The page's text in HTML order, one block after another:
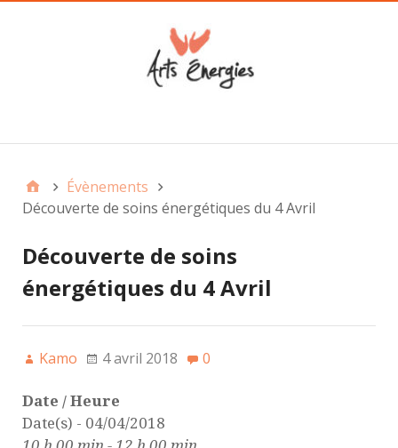
Évènements
Découverte de soins énergétiques du 4 Avril
Découverte de soins
énergétiques du 4 Avril
Kamo 4 avril 2018 0
Date / Heure
Date(s) - 04/04/2018